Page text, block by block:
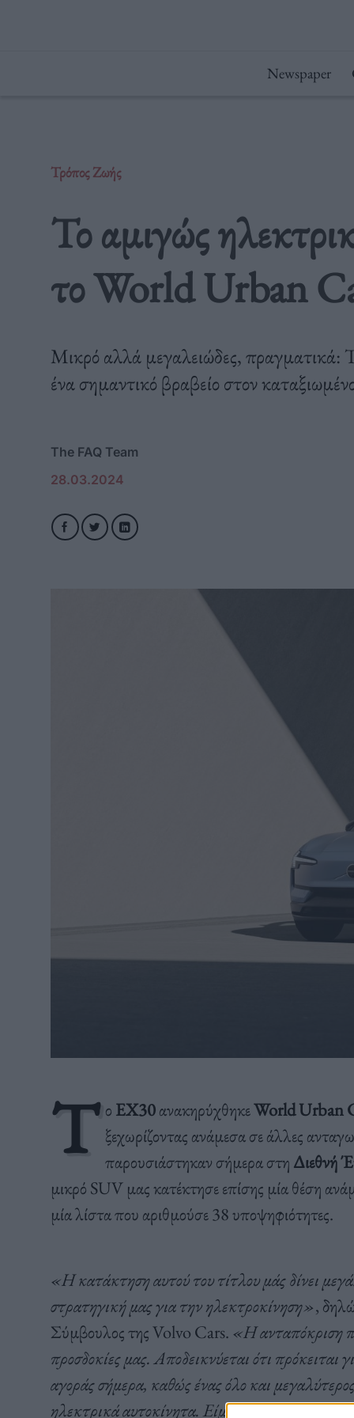
Newspaper
Τρόπος Ζωής
Το αμιγώς
το World Urban
Μικρό αλλά μεγαλειώδες,
ένα σημαντικό βραβείο στον
The FAQ Team
28.03.2024
Τ ο EX30ανακηρύχθηκεWorld Urban
ξεχωρίζοντας ανάμεσα σε άλλες
παρουσιάστηκαν σήμερα στη Διεθνή
μικρό SUV μας κατέκτησε επίσης μία θέση
μία λίστα που αριθμούσε 38 υποψηφιότητες.
«Η κατάκτηση αυτού του τίτλου μάς δίνει
στρατηγική μας για την ηλεκτροκίνηση»,
Σύμβουλος της Volvo Cars. «Η ανταπόκριση
προσδοκίες μας. Αποδεικνύεται ότι πρόκειται
αγοράς σήμερα, καθώς ένας όλο και
ηλεκτρικά αυτοκίνητα. Είμαι πεπεισμένος